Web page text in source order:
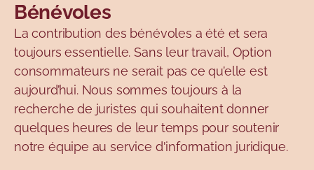
Bénévoles
La contribution des bénévoles a été et sera
toujours essentielle. Sans leur travail, Option
consommateurs ne serait pas ce qu’elle est
aujourd’hui. Nous sommes toujours à la
recherche de juristes qui souhaitent donner
quelques heures de leur temps pour soutenir
notre équipe au service d'information juridique.